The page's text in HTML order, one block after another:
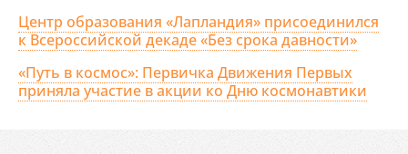
Центр образования «Лапландия» присоединился
к Всероссийской декаде «Без срока давности»
«Путь в космос»: Первичка Движения Первых
приняла участие в акции ко Дню космонавтики